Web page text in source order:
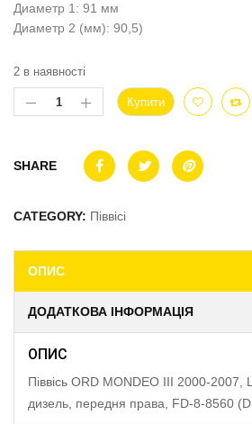
Диаметр 1: 91 мм
Диаметр 2 (мм): 90,5)
2 в наявності
Купити
SHARE
CATEGORY: Піввісі
ОПИС
ДОДАТКОВА ІНФОРМАЦІЯ
ОПИС
Піввісь ORD MONDEO III 2000-2007,
дизель, передня права, FD-8-8560